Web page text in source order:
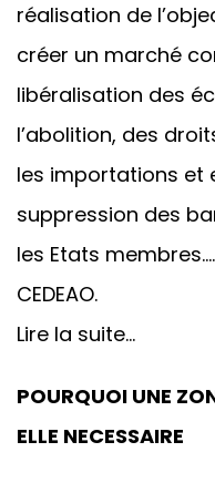
réalisation de
créer un marché
libéralisation des
l’abolition, des
les importations et
suppression des
les Etats
CEDEAO.
Lire la suite…
POURQUOI UNE
ELLE NECESSAIRE